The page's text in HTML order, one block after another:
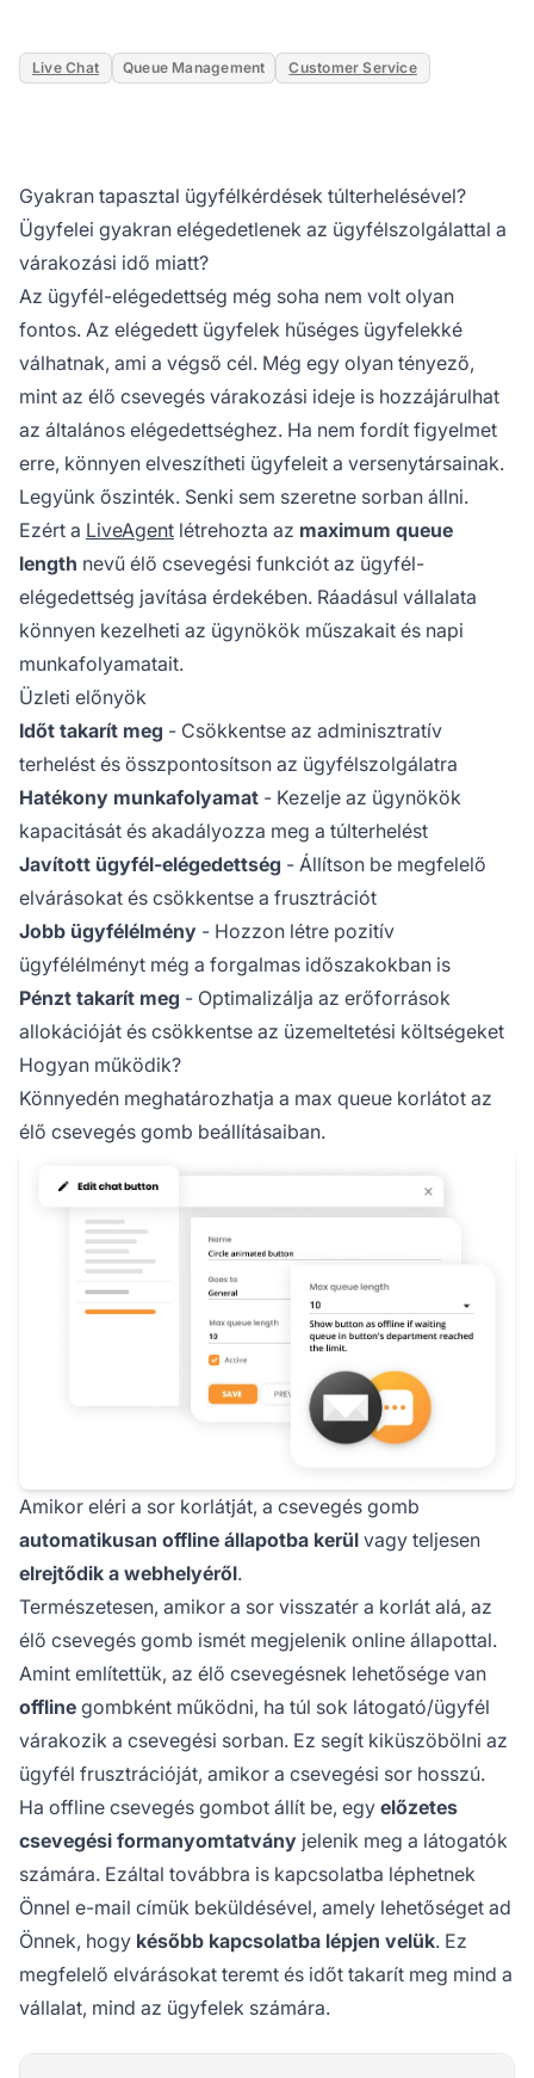
Live Chat Queue Management Customer Service
Gyakran tapasztal ügyfélkérdések túlterhelésével?
Ügyfelei gyakran elégedetlenek az ügyfélszolgálattal a
várakozási idő miatt?
Az ügyfél-elégedettség még soha nem volt olyan
fontos. Az elégedett ügyfelek hűséges ügyfelekké
válhatnak, ami a végső cél. Még egy olyan tényező,
mint az élő csevegés várakozási ideje is hozzájárulhat
az általános elégedettséghez. Ha nem fordít figyelmet
erre, könnyen elveszítheti ügyfeleit a versenytársainak.
Legyünk őszinték. Senki sem szeretne sorban állni.
Ezért a LiveAgent létrehozta az maximum queue
length nevű élő csevegési funkciót az ügyfél-
elégedettség javítása érdekében. Ráadásul vállalata
könnyen kezelheti az ügynökök műszakait és napi
munkafolyamatait.
Üzleti előnyök
Időt takarít meg - Csökkentse az adminisztratív
terhelést és összpontosítson az ügyfélszolgálatra
Hatékony munkafolyamat - Kezelje az ügynökök
kapacitását és akadályozza meg a túlterhelést
Javított ügyfél-elégedettség - Állítson be megfelelő
elvárásokat és csökkentse a frusztrációt
Jobb ügyfélélmény - Hozzon létre pozitív
ügyfélélményt még a forgalmas időszakokban is
Pénzt takarít meg - Optimalizálja az erőforrások
allokációját és csökkentse az üzemeltetési költségeket
Hogyan működik?
Könnyedén meghatározhatja a max queue korlátot az
élő csevegés gomb beállításaiban.
Amikor eléri a sor korlátját, a csevegés gomb
automatikusan offline állapotba kerül vagy teljesen
elrejtődik a webhelyéről.
Természetesen, amikor a sor visszatér a korlát alá, az
élő csevegés gomb ismét megjelenik online állapottal.
Amint említettük, az élő csevegésnek lehetősége van
offline gombként működni, ha túl sok látogató/ügyfél
várakozik a csevegési sorban. Ez segít kiküszöbölni az
ügyfél frusztrációját, amikor a csevegési sor hosszú.
Ha offline csevegés gombot állít be, egy előzetes
csevegési formanyomtatvány jelenik meg a látogatók
számára. Ezáltal továbbra is kapcsolatba léphetnek
Önnel e-mail címük beküldésével, amely lehetőséget ad
Önnek, hogy később kapcsolatba lépjen velük. Ez
megfelelő elvárásokat teremt és időt takarít meg mind a
vállalat, mind az ügyfelek számára.